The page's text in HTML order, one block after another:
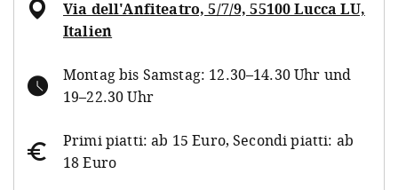
Via dell'Anfiteatro, 5/7/9, 55100 Lucca LU,
Italien
Montag bis Samstag: 12.30–14.30 Uhr und
19–22.30 Uhr
Primi piatti: ab 15 Euro, Secondi piatti: ab
18 Euro